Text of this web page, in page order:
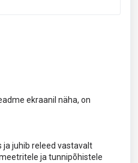
ekraanil näha, on
ja juhib releed vastavalt
ja tunnipõhistele